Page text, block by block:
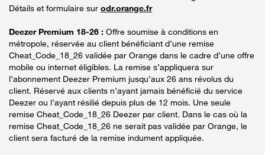
Détails et formulaire sur odr.orange.fr
Deezer Premium 18-26 : Offre soumise à conditions en
métropole, réservée au client bénéficiant d’une remise
Cheat_Code_18_26 validée par Orange dans le cadre d’une offre
mobile ou internet éligibles. La remise s’appliquera sur
l’abonnement Deezer Premium jusqu’aux 26 ans révolus du
client. Réservé aux clients n’ayant jamais bénéficié du service
Deezer ou l’ayant résilié depuis plus de 12 mois. Une seule
remise Cheat_Code_18_26 Deezer par client. Dans le cas où la
remise Cheat_Code_18_26 ne serait pas validée par Orange, le
client sera facturé de la remise indument appliquée.